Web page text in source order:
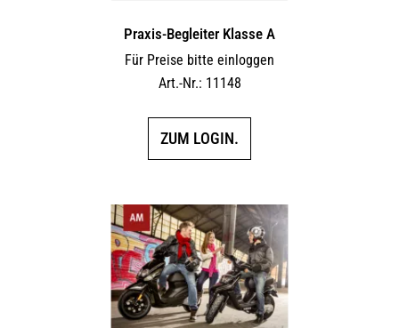
Praxis-Begleiter Klasse A
Für Preise bitte einloggen
Art.-Nr.: 11148
ZUM LOGIN.